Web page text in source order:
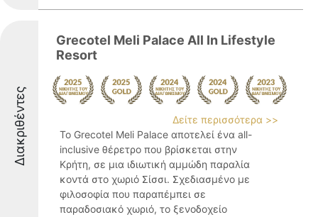
Διακριθέντες
Grecotel Meli Palace All In Lifestyle
Resort
Δείτε περισσότερα >>
Το Grecotel Meli Palace αποτελεί ένα all-
inclusive θέρετρο που βρίσκεται στην
Κρήτη, σε μια ιδιωτική αμμώδη παραλία
κοντά στο χωριό Σίσσι. Σχεδιασμένο με
φιλοσοφία που παραπέμπει σε
παραδοσιακό χωριό, το ξενοδοχείο